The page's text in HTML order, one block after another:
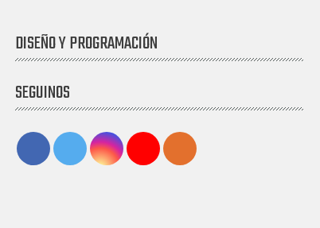
DISEÑO Y PROGRAMACIÓN
SEGUINOS